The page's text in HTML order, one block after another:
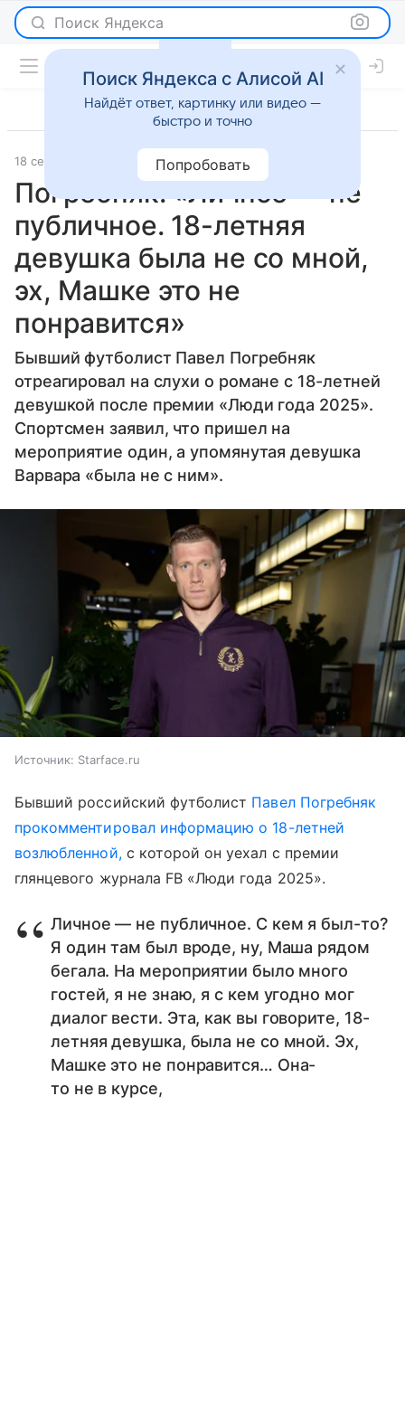
Поиск Яндекса
18 сентября 2025 Sport24 Светская жизнь
Погребняк: «Личное — не
публичное. 18-летняя
девушка была не со мной,
эх, Машке это не
понравится»
Бывший футболист Павел Погребняк
отреагировал на слухи о романе с 18-летней
девушкой после премии «Люди года 2025».
Спортсмен заявил, что пришел на
мероприятие один, а упомянутая девушка
Варвара «была не с ним».
Источник: Starface.ru
Бывший российский футболист Павел Погребняк
прокомментировал информацию о 18-летней
возлюбленной,с которой он уехал с премии
глянцевого журнала FB «Люди года 2025».
Личное — не публичное. С кем я был-то?
Я один там был вроде, ну, Маша рядом
бегала. На мероприятии было много
гостей, я не знаю, я с кем угодно мог
диалог вести. Эта, как вы говорите, 18-
летняя девушка, была не со мной. Эх,
Машке это не понравится… Она-
то не в курсе,
Поиск Яндекса с Алисой AI
Найдёт ответ, картинку или видео —
быстро и точно
Попробовать